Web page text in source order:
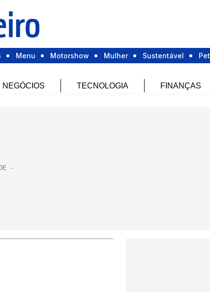
Menu Motorshow Mulher Sustentável Pet
NEGÓCIOS TECNOLOGIA FINANÇAS